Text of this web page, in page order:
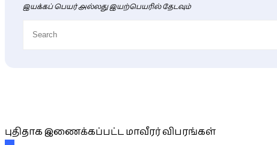
இயக்கப் பெயர் அல்லது இயற்பெயரில் தேடவும்
புதிதாக இணைக்கப்பட்ட மாவீரர் விபரங்கள்